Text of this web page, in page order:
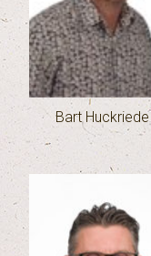
Bart Huckriede